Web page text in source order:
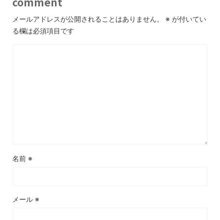
メールアドレスが公開されることはありません。 ※ が付いてい
る欄は必須項目です
名前 ※
メール ※